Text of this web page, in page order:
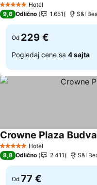
5 ZvezdiceHotel
9,6 Odlično 1.651 S&I
Od 229 €
Pogledaj cene sa 4 sajta
5 ZvezdiceHotel
Crowne Plaza
8,8 Odlično 2.411 S&I
Od 77 €